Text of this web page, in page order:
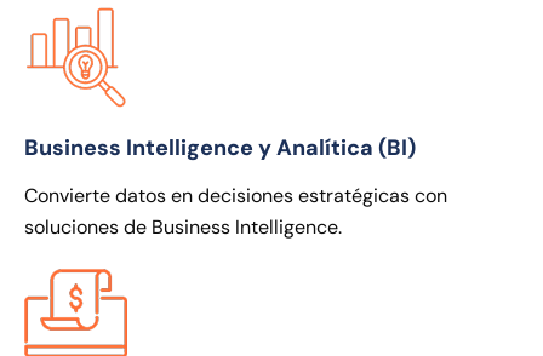
Business Intelligence y Analítica (BI)
Convierte datos en decisiones estratégicas con
soluciones de Business Intelligence.